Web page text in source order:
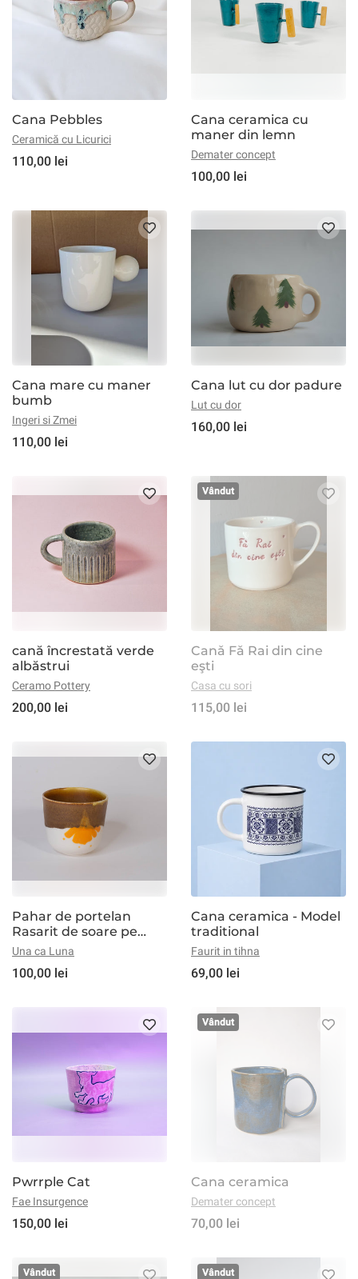
Cana Pebbles
Ceramică cu Licurici
110,00 lei
Cana ceramica cu
maner din lemn
Demater concept
100,00 lei
Cana mare cu maner
bumb
Ingeri si Zmei
110,00 lei
Cana lut cu dor padure
Lut cu dor
160,00 lei
cană încrestată verde
albăstrui
Ceramo Pottery
200,00 lei
Vândut
Canǎ Fǎ Rai din cine
eşti
Casa cu sori
115,00 lei
Pahar de portelan
Rasarit de soare pe
mare de capuccino
Una ca Luna
100,00 lei
Cana ceramica - Model
traditional
Faurit in tihna
69,00 lei
Pwrrple Cat
Fae Insurgence
150,00 lei
Vândut
Cana ceramica
Demater concept
70,00 lei
Vândut Vândut